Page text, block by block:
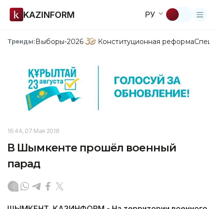
KAZINFORM РУ
Тренды:Выборы-2026 Конституционная реформа
16:44, 07 Мая 2018
В Шымкенте прошёл военный
парад